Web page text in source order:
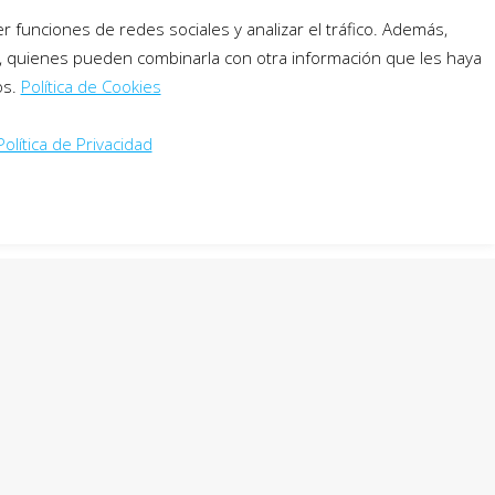
software downloads
contact
funciones de redes sociales y analizar el tráfico. Además,
pueden combinarla con otra información que les haya
Política de Cookies
de Privacidad